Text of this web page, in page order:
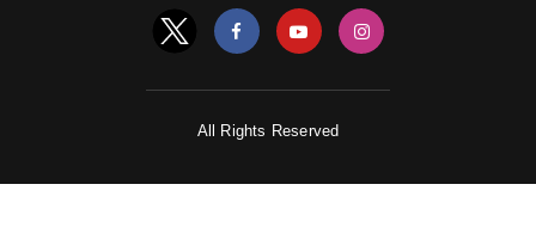
All Rights Reserved